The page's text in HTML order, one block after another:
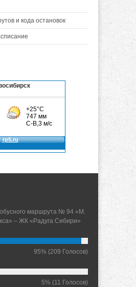
и кода остановок
маршрута № 94 «М.
– ЖК «Радуга Сибири»
95% (209 Голосов)
5% (11 Голосов)